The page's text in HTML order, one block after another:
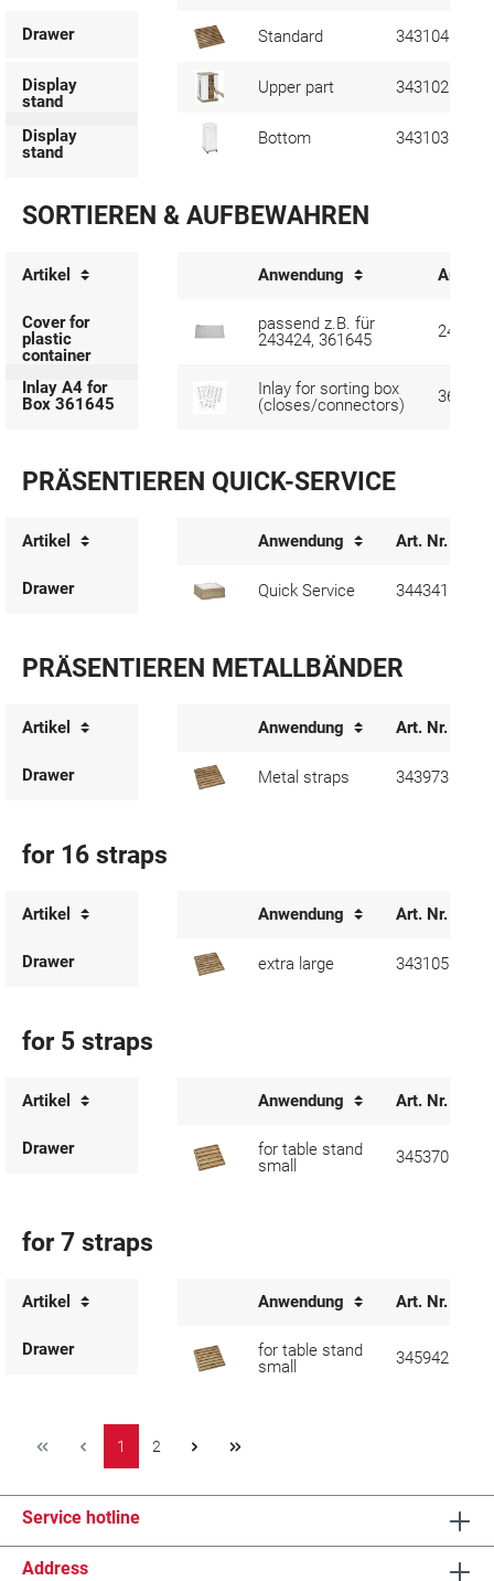
Drawer Standard 343104
Display
stand
Upper part 343102
Display
stand
Bottom 343103
SORTIEREN & AUFBEWAHREN
Artikel Anwendung Art. Nr.
Cover for
plastic
container
passend z.B. für
243424, 361645
243425
Inlay A4 for
Box 361645
Inlay for sorting box
(closes/connectors)
365057
PRÄSENTIEREN QUICK-SERVICE
Artikel Anwendung Art. Nr.
Drawer Quick Service 344341
PRÄSENTIEREN METALLBÄNDER
Artikel Anwendung Art. Nr.
Drawer Metal straps 343973
for 16 straps
Artikel Anwendung Art. Nr.
Drawer extra large 343105
for 5 straps
Artikel Anwendung Art. Nr.
Drawer
for table stand
small
345370
for 7 straps
Artikel Anwendung Art. Nr.
Drawer
for table stand
small
345942
1 2
Service hotline
Address